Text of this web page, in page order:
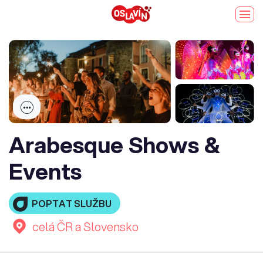
Arabesque Shows &
Events
POPTAT SLUŽBU
celá ČR a Slovensko